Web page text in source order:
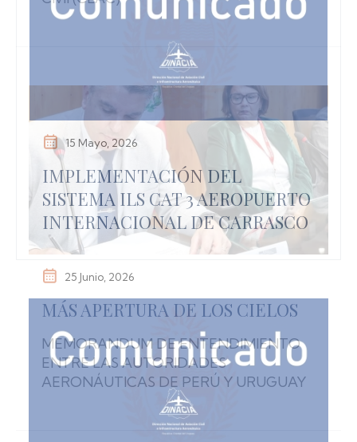
15 Mayo, 2026
IMPLEMENTACIÓN DEL
SISTEMA ILS CAT 3 AEROPUERTO
INTERNACIONAL DE CARRASCO